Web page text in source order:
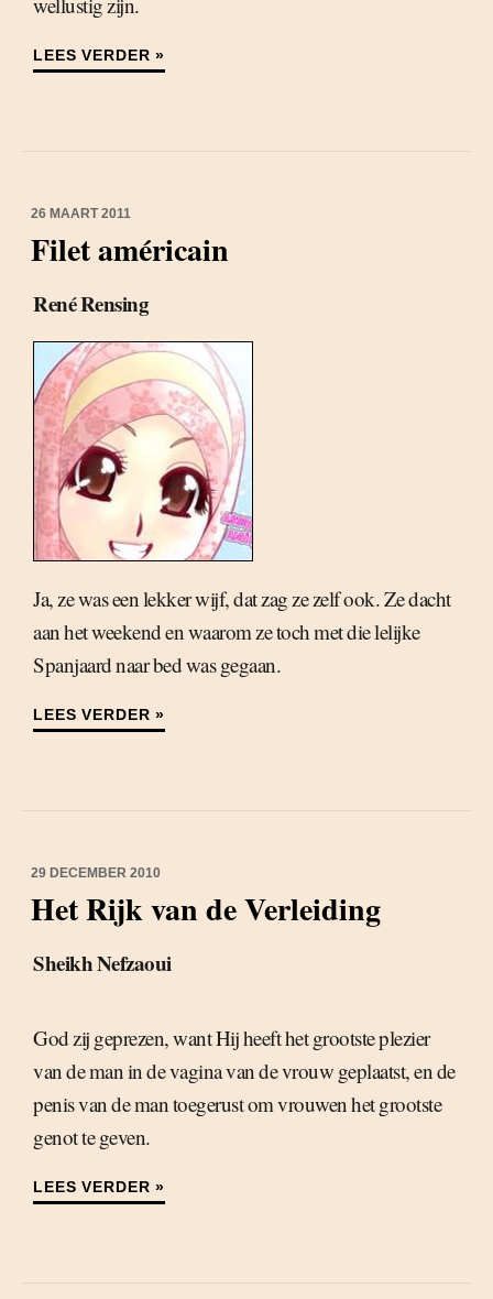
LEES VERDER »
26 MAART 2011
Filet américain
René Rensing
Ja, ze was een lekker wijf, dat zag ze zelf ook. Ze dacht
aan het weekend en waarom ze toch met die lelijke
Spanjaard naar bed was gegaan.
LEES VERDER »
29 DECEMBER 2010
Het Rijk van de Verleiding
Sheikh Nefzaoui
God zij geprezen, want Hij heeft het grootste plezier
van de man in de vagina van de vrouw geplaatst, en de
penis van de man toegerust om vrouwen het grootste
genot te geven.
LEES VERDER »